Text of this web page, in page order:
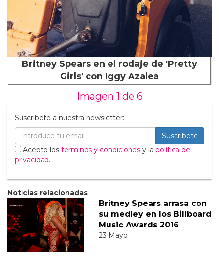
Britney Spears en el rodaje de 'Pretty
Girls' con Iggy Azalea
Imagen 1 de 6
Suscribete a nuestra newsletter:
Suscribete
Acepto los terminos y condiciones y la política de
privacidad.
Noticias relacionadas
Britney Spears arrasa con
su medley en los Billboard
Music Awards 2016
23 Mayo